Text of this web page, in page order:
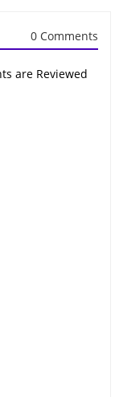
0 Comments
are Reviewed